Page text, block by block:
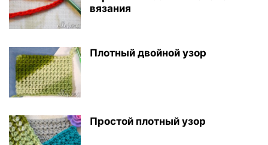
вязания
Плотный двойной узор
Простой плотный узор